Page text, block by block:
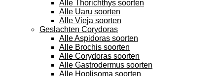
Alle Thorichthys soorten
Alle Uaru soorten
Alle Vieja soorten
Geslachten Corydoras
Alle Aspidoras soorten
Alle Brochis soorten
Alle Corydoras soorten
Alle Gastrodermus soorten
Alle Hoplisoma soorten